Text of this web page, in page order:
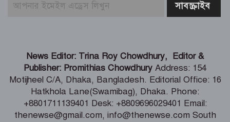
২০ আগস্ট নতুন রাষ্ট্রপতি নির্বাচন, তফসিল
শিকলমুক্ত গণতান্ত্রিক বাংলাদেশ গড়াই
আমাদের লক্ষ্য: তথ্য ও সম্প্রচার মন্ত্রী
ঢাকায় মহাসমাবেশসহ কর্মসূচি ঘোষণা
করেছে ১১ দলীয় ঐক্য জোট
News Editor: Trina Roy Chowdhury, Editor &
Publisher: Promithias Chowdhury Address: 154
Motijheel C/A, Dhaka, Bangladesh. Editorial Office: 16
Hatkhola Lane(Swamibag), Dhaka. Phone:
+8801711139401 Desk: +8809696029401 Email:
thenewse@gmail.com, info@thenewse.com South